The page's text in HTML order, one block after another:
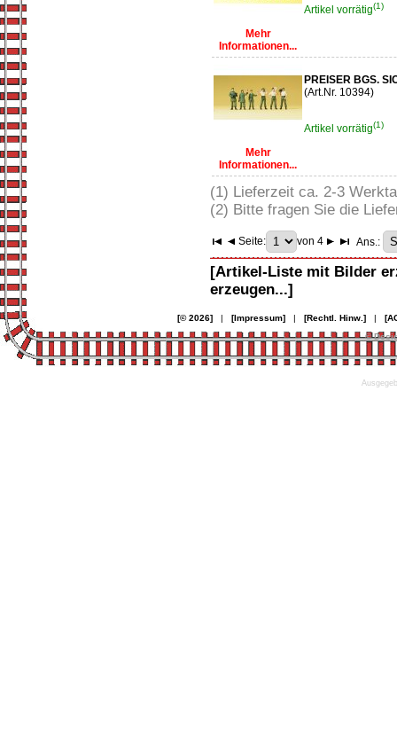
Mehr
Informationen...
Artikel vorrätig(1)
Mehr
Informationen...
PREISER BGS.
(Art.Nr. 10394)
Artikel vorrätig(1)
(1) Lieferzeit ca. 2-3
(2) Bitte fragen Sie die
Seite: von 4 Ans.:
[Artikel-Liste mit Bilder
erzeugen...]
[© 2026]| [Impressum]| [Rechtl. Hinw.]|
©